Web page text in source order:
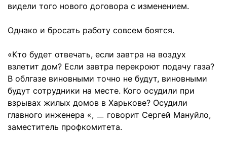
видели того нового договора с изменением.
Однако и бросать работу совсем боятся.
«Кто будет отвечать, если завтра на воздух
взлетит дом? Если завтра перекроют подачу газа?
В облгазе виновными точно не будут, виновными
будут сотрудники на месте. Кого осудили при
взрывах жилых домов в Харькове? Осудили
главного инженера «, ㅡ говорит Сергей Мануйло,
заместитель профкомитета.